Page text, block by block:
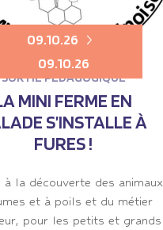
09.10.26
09.10.26
SORTIE PÉDAGOGIQUE
MINI FERME EN
S’INSTALLE À
FURES !
à la découverte des animaux
et à poils et du métier
pour les petits et grands